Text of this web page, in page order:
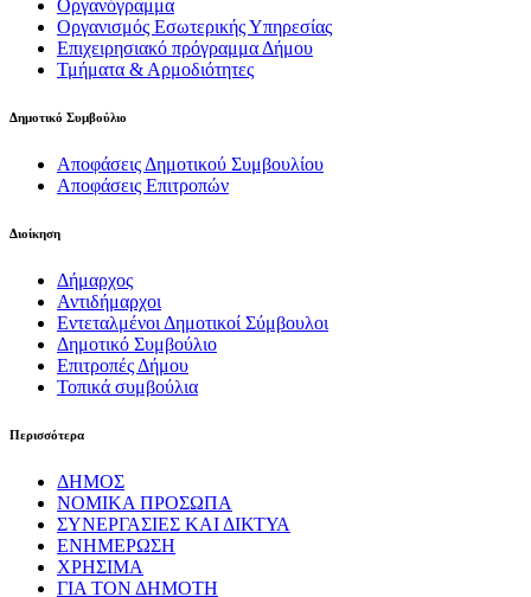
Οργανόγραμμα
Οργανισμός Εσωτερικής Υπηρεσίας
Επιχειρησιακό πρόγραμμα Δήμου
Τμήματα & Αρμοδιότητες
Δημοτικό Συμβούλιο
Αποφάσεις Δημοτικού Συμβουλίου
Αποφάσεις Επιτροπών
Διοίκηση
Δήμαρχος
Αντιδήμαρχοι
Εντεταλμένοι Δημοτικοί Σύμβουλοι
Δημοτικό Συμβούλιο
Επιτροπές Δήμου
Τοπικά συμβούλια
Περισσότερα
ΔΗΜΟΣ
ΝΟΜΙΚΑ ΠΡΟΣΩΠΑ
ΣΥΝΕΡΓΑΣΙΕΣ ΚΑΙ ΔΙΚΤΥΑ
ΕΝΗΜΕΡΩΣΗ
ΧΡΗΣΙΜΑ
ΓΙΑ ΤΟΝ ΔΗΜΟΤΗ